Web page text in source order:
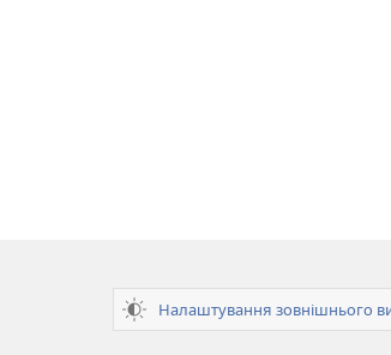
Налаштування зовнішнього